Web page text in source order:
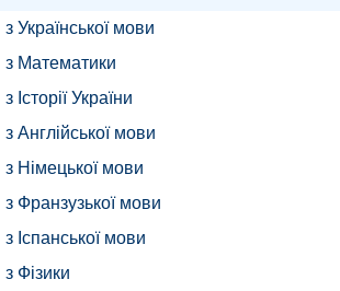
з Української мови
з Математики
з І сторії України
з Англійської мови
з Н імецької мови
з Франзузької мови
з І спанської мови
з Фізики